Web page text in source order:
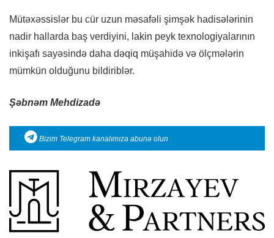
Mütəxəssislər bu cür uzun məsafəli şimşək hadisələrinin
nadir hallarda baş verdiyini, lakin peyk texnologiyalarının
inkişafı sayəsində daha dəqiq müşahidə və ölçmələrin
mümkün olduğunu bildiriblər.
Şəbnəm Mehdizadə
Bizim Telegram kanalımıza abunə olun